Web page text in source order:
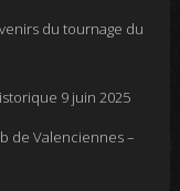
du tournage du
9 juin 2025
de Valenciennes –